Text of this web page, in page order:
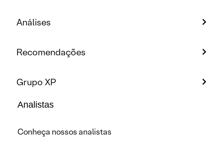
Análises
Recomendações
Grupo XP
Analistas
Conheça nossos analistas